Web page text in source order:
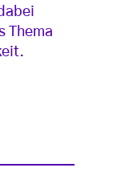
Thema